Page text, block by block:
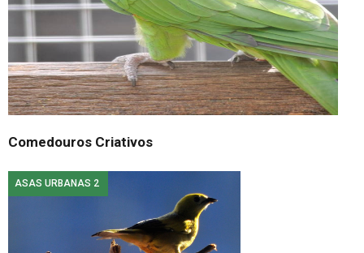
Comedouros Criativos
ASAS URBANAS 2